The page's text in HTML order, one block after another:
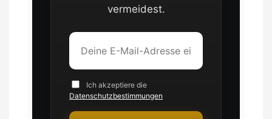
vermeidest.
Ich akzeptiere die
Datenschutzbestimmungen